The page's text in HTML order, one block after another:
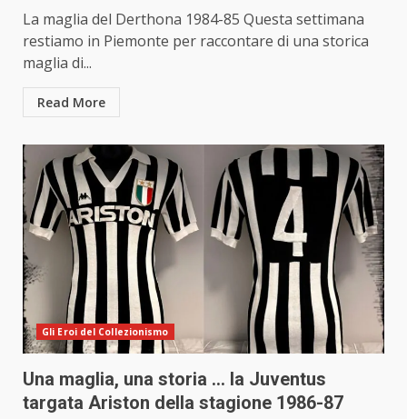
La maglia del Derthona 1984-85 Questa settimana
restiamo in Piemonte per raccontare di una storica
maglia di...
Read More
Gli Eroi del Collezionismo
Una maglia, una storia … la Juventus
targata Ariston della stagione 1986-87